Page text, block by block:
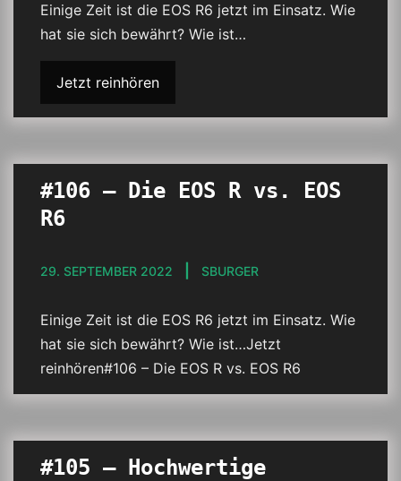
Einige Zeit ist die EOS R6 jetzt im Einsatz. Wie
hat sie sich bewährt? Wie ist…
Jetzt reinhören
#106 – Die EOS R vs. EOS
R6
29. SEPTEMBER 2022 SBURGER
Einige Zeit ist die EOS R6 jetzt im Einsatz. Wie
hat sie sich bewährt? Wie ist…Jetzt
reinhören#106 – Die EOS R vs. EOS R6
#105 – Hochwertige